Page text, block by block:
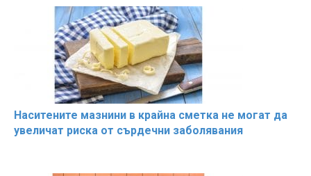
Наситените мазнини в крайна сметка не могат да
увеличат риска от сърдечни заболявания